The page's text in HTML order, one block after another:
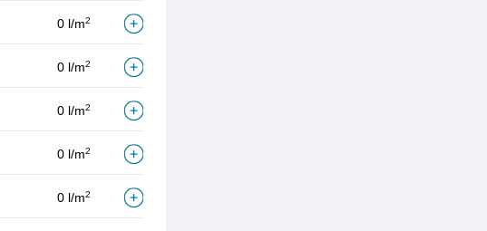
0 l/m2
0 l/m2
0 l/m2
0 l/m2
0 l/m2